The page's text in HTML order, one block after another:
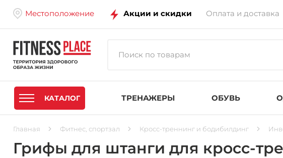
Местоположение Акции и скидки Оплата и доставка
КАТАЛОГ ТРЕНАЖЕРЫ ОБУВЬ
Главная Фитнес, спортзал Кросс-треннинг и бодибилдинг
Грифы для штанги для кросс-